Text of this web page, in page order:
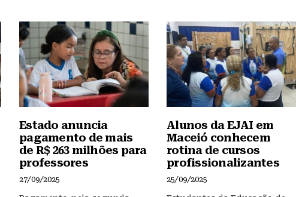
Estado anuncia
pagamento de mais
de R$ 263 milhões para
professores
27/09/2025
Alunos da EJAI em
Maceió conhecem
rotina de cursos
profissionalizantes
25/09/2025